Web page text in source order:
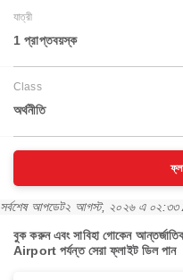
যাত্রী
1 প্রাপ্তবয়স্ক
Class
অর্থনীতি
সর্বশেষ আপডেট২ আগস্ট, ২০২৬ এ
বুক করুন এবং সাবিহা গোকেন
Airport পর্যন্ত সেরা ফ্লাইট ডিল পান